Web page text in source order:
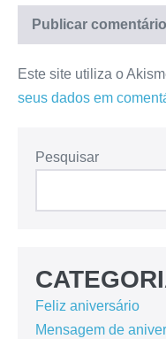
Este site utiliza o
seus dados em
Pesquisar
Feliz aniversário
Mensagem de